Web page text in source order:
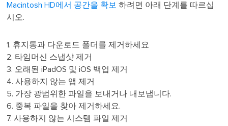
Macintosh HD에서 공간을 확보 하려면 아래 단계를 따르십
시오.
1. 휴지통과 다운로드 폴더를 제거하세요
2. 타임머신 스냅샷 제거
3. 오래된 iPadOS 및 iOS 백업 제거
4. 사용하지 않는 앱 제거
5. 가장 광범위한 파일을 보내거나 내보냅니다.
6. 중복 파일을 찾아 제거하세요.
7. 사용하지 않는 시스템 파일 제거